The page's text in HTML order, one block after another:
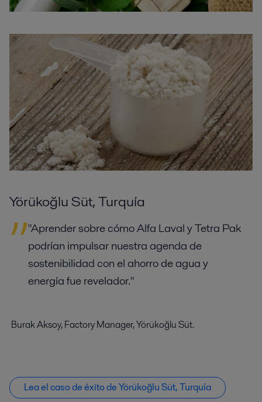
Yörükoğlu Süt, Turquía
"Aprender sobre cómo Alfa Laval y Tetra Pak
podrían impulsar nuestra agenda de
sostenibilidad con el ahorro de agua y
energía fue revelador."
Burak Aksoy, Factory Manager, Yörükoğlu Süt.
Lea el caso de éxito de Yörükoğlu Süt, Turquía